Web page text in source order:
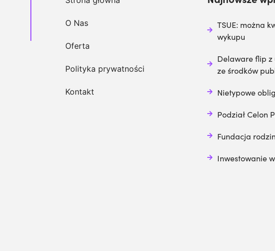
O Nas
Oferta
Polityka prywatności
Kontakt
TSUE: można
wykupu
Delaware flip z
ze środków
Nietypowe
Podział Celon
Fundacja
Inwestowanie